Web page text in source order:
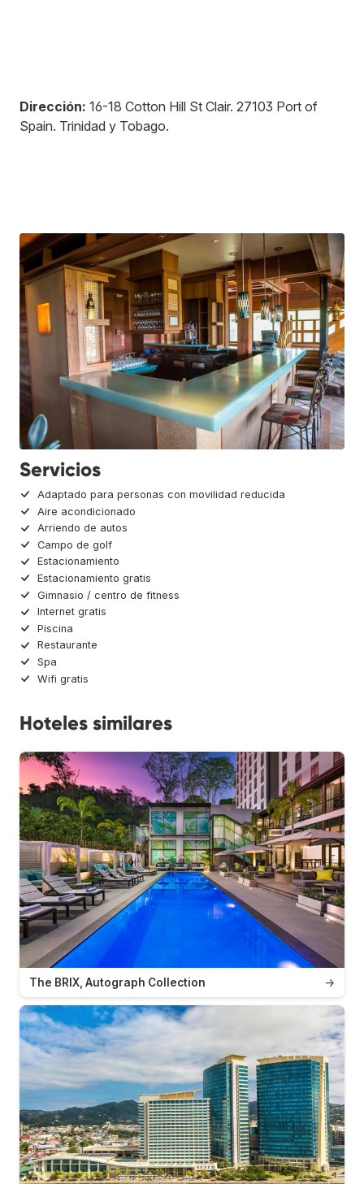
Dirección: 16-18 Cotton Hill St Clair. 27103 Port of
Spain. Trinidad y Tobago.
Servicios
Adaptado para personas con movilidad reducida
Aire acondicionado
Arriendo de autos
Campo de golf
Estacionamiento
Estacionamiento gratis
Gimnasio / centro de fitness
Internet gratis
Piscina
Restaurante
Spa
Wifi gratis
Hoteles similares
→
The BRIX, Autograph Collection